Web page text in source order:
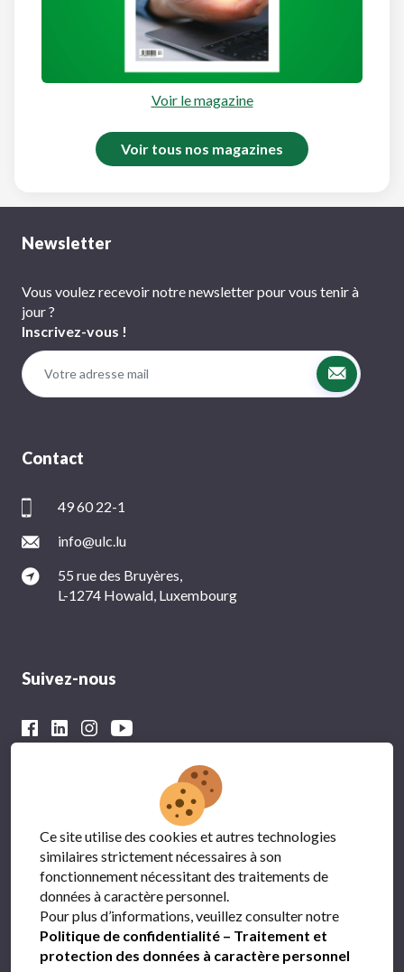
Voir le magazine
Voir tous nos magazines
Newsletter
Vous voulez recevoir notre newsletter pour vous tenir à
jour ?
Inscrivez-vous !
Contact
49 60 22-1
info@ulc.lu
55 rue des Bruyères,
L-1274 Howald, Luxembourg
Suivez-nous
Avec le soutien financier du
Ce site utilise des cookies et autres technologies
similaires strictement nécessaires à son
fonctionnement nécessitant des traitements de
données à caractère personnel.
Pour plus d’informations, veuillez consulter notre
Politique de confidentialité – Traitement et
protection des données à caractère personnel